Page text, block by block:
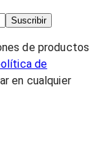
Suscribir
de productos
de
en cualquier